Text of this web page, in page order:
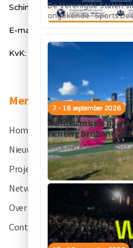
De Verenigde Staten
ongekende “Sports
topsportevenementen
7 - 16 september 2026
Handelsmissie naar
richting Brisbane
Click here for the post
16 september 2026
Forum in...
Schimmelt 40, 5611 ZX
E-mail:
KvK: 50334905
Menu
Home
Nieuws
Projecten
Netwerk
Over OSF
Contact